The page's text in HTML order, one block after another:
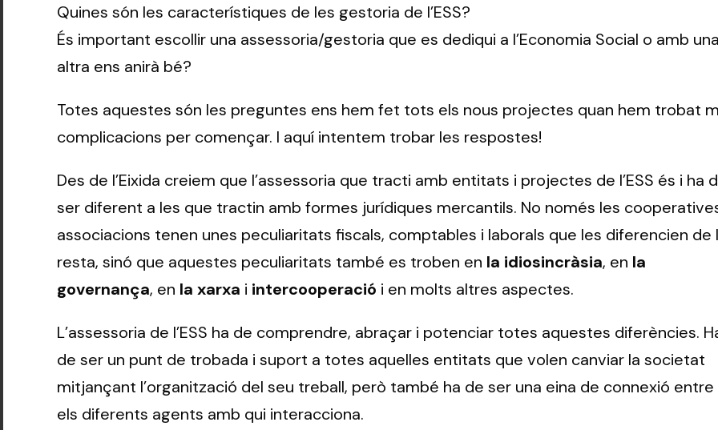
Quines són les característiques de les gestoria de l’ESS?
És important escollir una assessoria/gestoria que es dediqui a l’Economia Social o amb una
altra ens anirà bé?
Totes aquestes són les preguntes ens hem fet tots els nous projectes quan hem trobat
complicacions per començar. I aquí intentem trobar les respostes!
Des de l’Eixida creiem que l’assessoria que tracti amb entitats i projectes de l’ESS és i ha
ser diferent a les que tractin amb formes jurídiques mercantils. No només les
associacions tenen unes peculiaritats fiscals, comptables i laborals que les diferencien de
resta, sinó que aquestes peculiaritats també es troben en la idiosincràsia, en la
governança, en la xarxa i intercooperació i en molts altres aspectes.
L’assessoria de l’ESS ha de comprendre, abraçar i potenciar totes aquestes diferències.
de ser un punt de trobada i suport a totes aquelles entitats que volen canviar la societat
mitjançant l’organització del seu treball, però també ha de ser una eina de connexió entre
els diferents agents amb qui interacciona.